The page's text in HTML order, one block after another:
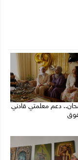
دعم معلمتي قادني